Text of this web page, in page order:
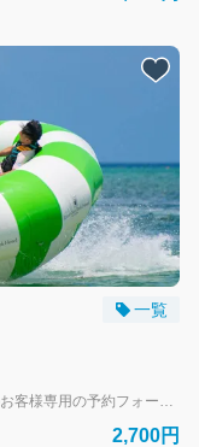
一覧
--- リザンシーパークホテル谷茶ベイにお泊まりのお客様専用の予約フォームです。 外来のお客様は、当日直接受付にお越しください。
2,700円